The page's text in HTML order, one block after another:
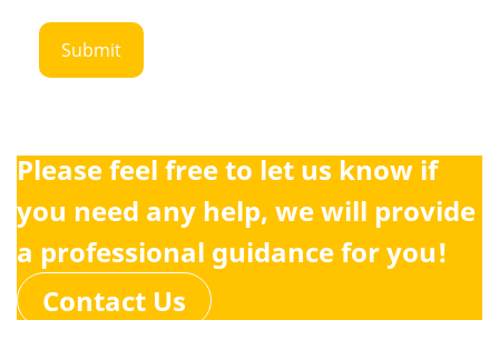
Please feel free to let us know if
you need any help, we will provide
a professional guidance for you!
Contact Us